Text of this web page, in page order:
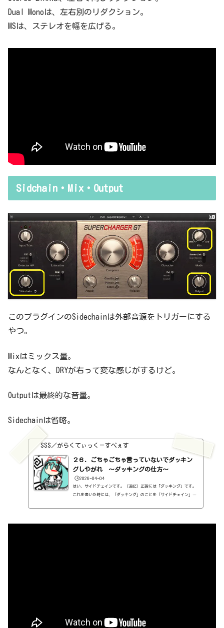
Dual Monoは、左右別のリダクション。
MSは、ステレオを幅を広げる。
Sidchain・Mix・Output
このプラグインのSidechainは外部音源をトリガーにする
やつ。
Mixはミックス量。
なんとなく、DRYが右って変な感じがするけど。
Outputは最終的な音量。
Sidechainは省略。
SSS／がらくてぃっく＝すぺぇす
２６．ごちゃごちゃ言っていないでダッキン
グしやがれ ～ダッキングの仕方～
🕒️2026-04-04
はい、サイドチェインです。（追記）正確には「ダッキング」です。
これを書いた時には、「ダッキング」のことを「サイドチェイン」と